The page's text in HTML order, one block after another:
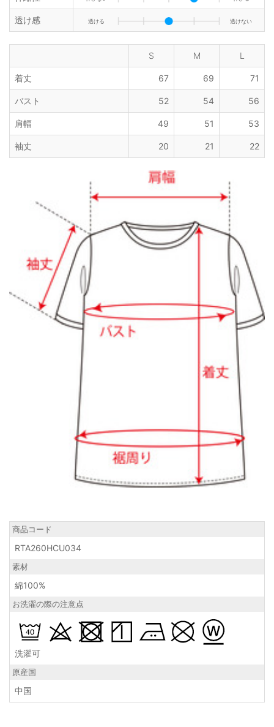
透け感 透ける 透けない
S M L
着丈 67 69 71
バスト 52 54 56
肩幅 49 51 53
袖丈 20 21 22
商品コード
RTA260HCU034
素材
綿100%
お洗濯の際の注意点
洗濯可
原産国
中国